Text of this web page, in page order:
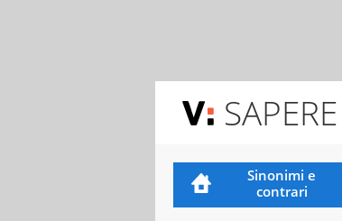
SAPERE
Sinonimi e
contrari